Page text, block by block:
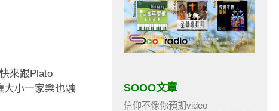
來跟Plato
大小一家樂也融
SOOO文章
信仰不像你預期video